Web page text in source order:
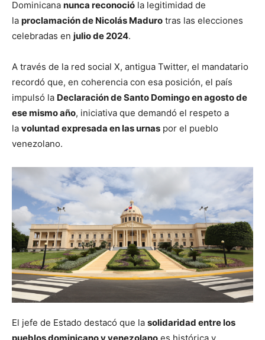
Dominicana nunca reconoció la legitimidad de
la proclamación de Nicolás Maduro tras las elecciones
celebradas en julio de 2024.
A través de la red social X, antigua Twitter, el mandatario
recordó que, en coherencia con esa posición, el país
impulsó la Declaración de Santo Domingo en agosto de
ese mismo año, iniciativa que demandó el respeto a
la voluntad expresada en las urnas por el pueblo
venezolano.
El jefe de Estado destacó que la solidaridad entre los